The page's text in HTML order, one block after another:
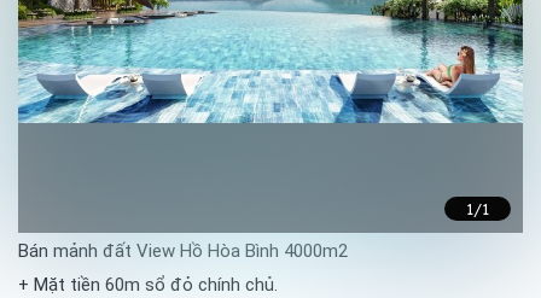
1/1
Bán mảnh đất View Hồ Hòa Bình 4000m2
+ Mặt tiền 60m sổ đỏ chính chủ.